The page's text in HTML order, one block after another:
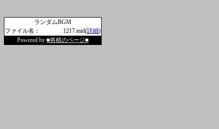
ランダムBGM
ファイル名：
1217.mid(詳細)
Powered by ■将棋のページ■